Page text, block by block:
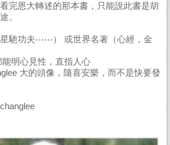
完恩大轉述的那本書，只能說此書是胡
。
馳功夫⋯⋯） 或世界名著（心經，金
明心見性，直指人心
大的頭像，隨喜安樂，而不是快要發